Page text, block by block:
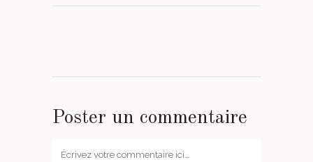
Poster un commentaire